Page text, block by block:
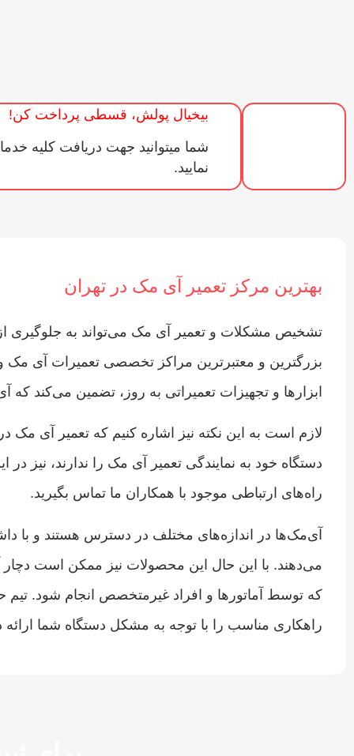
بیخیال پولش، قسطی پرداخت کن!
شما میتوانید جهت دریافت کلیه
نمایید.
بهترین مرکز تعمیر آی مک در تهران
تشخیص مشکلات و تعمیر آی مک می‌تواند به جلوگیری
بزرگترین و معتبرترین مراکز تخصصی تعمیرات آی مک
ابزار‌ها و تجهیزات تعمیراتی به روز، تضمین می‌کند که
لازم است به این نکته نیز اشاره کنیم که تعمیر آی مک
دستگاه خود به نمایندگی تعمیر آی مک را ندارند، نیز
راه‌های ارتباطی موجود با همکاران ما تماس بگیرید.
آی‌مک‌ها در اندازه‌های مختلف در دسترس هستند و با
می‌دهند. با این حال این محصولات نیز ممکن است
راهکاری مناسب را با توجه به مشکل دستگاه شما